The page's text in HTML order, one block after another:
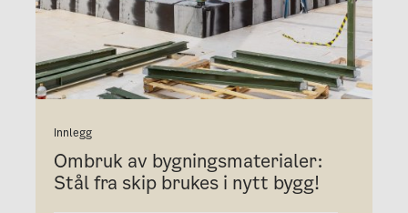
Innlegg
Ombruk av bygningsmaterialer:
Stål fra skip brukes i nytt bygg!